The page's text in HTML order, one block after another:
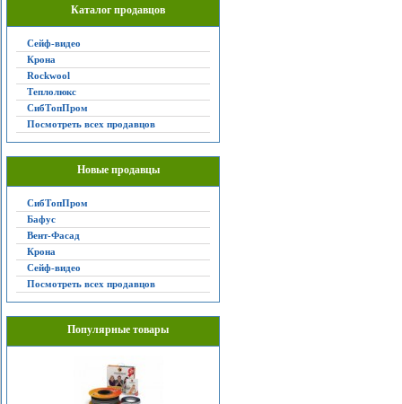
Каталог продавцов
Сейф-видео
Крона
Rockwool
Теплолюкс
СибТопПром
Посмотреть всех продавцов
Новые продавцы
СибТопПром
Бафус
Вент-Фасад
Крона
Сейф-видео
Посмотреть всех продавцов
Популярные товары